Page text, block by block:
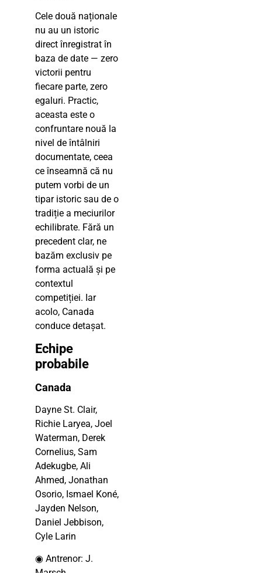
Cele două naționale
nu au un istoric
direct înregistrat în
baza de date — zero
victorii pentru
fiecare parte, zero
egaluri. Practic,
aceasta este o
confruntare nouă la
nivel de întâlniri
documentate, ceea
ce înseamnă că nu
putem vorbi de un
tipar istoric sau de o
tradiție a meciurilor
echilibrate. Fără un
precedent clar, ne
bazăm exclusiv pe
forma actuală și pe
contextul
competiției. Iar
acolo, Canada
conduce detașat.
Echipe
probabile
Canada
Dayne St. Clair,
Richie Laryea, Joel
Waterman, Derek
Cornelius, Sam
Adekugbe, Ali
Ahmed, Jonathan
Osorio, Ismael Koné,
Jayden Nelson,
Daniel Jebbison,
Cyle Larin
◉ Antrenor: J.